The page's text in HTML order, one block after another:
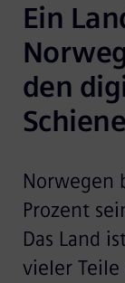
Ein
den
Norwegen
Prozent
Das Land
vieler